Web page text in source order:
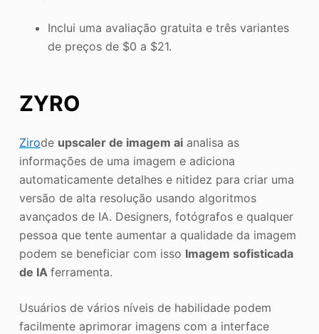
Inclui uma avaliação gratuita e três variantes
de preços de $0 a $21.
ZYRO
Zirode upscaler de imagem aianalisa as
informações de uma imagem e adiciona
automaticamente detalhes e nitidez para criar uma
versão de alta resolução usando algoritmos
avançados de IA. Designers, fotógrafos e qualquer
pessoa que tente aumentar a qualidade da imagem
podem se beneficiar com isso Imagem sofisticada
de IA ferramenta.
Usuários de vários níveis de habilidade podem
facilmente aprimorar imagens com a interface